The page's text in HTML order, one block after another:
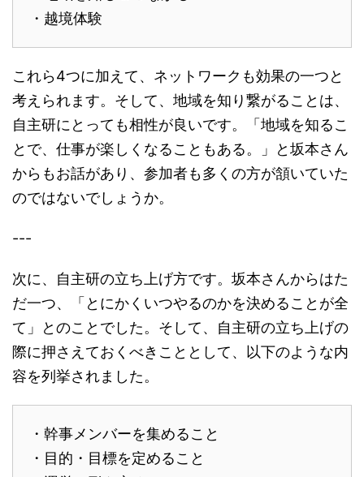
・越境体験
これら4つに加えて、ネットワークも効果の一つと
考えられます。そして、地域を知り繋がることは、
自主研にとっても相性が良いです。「地域を知るこ
とで、仕事が楽しくなることもある。」と坂本さん
からもお話があり、参加者も多くの方が頷いていた
のではないでしょうか。
---
次に、自主研の立ち上げ方です。坂本さんからはた
だ一つ、「とにかくいつやるのかを決めることが全
て」とのことでした。そして、自主研の立ち上げの
際に押さえておくべきこととして、以下のような内
容を列挙されました。
・幹事メンバーを集めること
・目的・目標を定めること